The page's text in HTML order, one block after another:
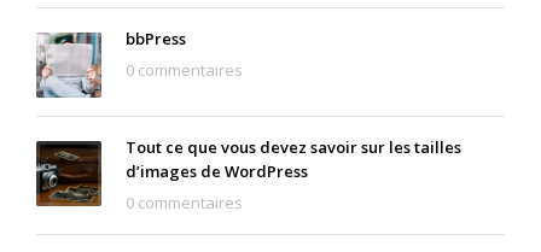
bbPress
0 commentaires
Tout ce que vous devez savoir sur les tailles
d’images de WordPress
0 commentaires